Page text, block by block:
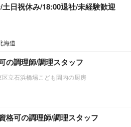
日祝休み/18:00退社/未経験歓迎
海道
の調理師/調理スタッフ
立石浜橋場こども園内の厨房
格可の調理師/調理スタッフ